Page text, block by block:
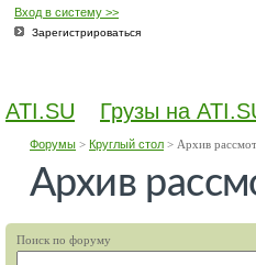
Вход в систему >>
Зарегистрироваться
ATI.SU Грузы на
Архив
Форумы > Круглый стол > Архив
Поиск по форуму